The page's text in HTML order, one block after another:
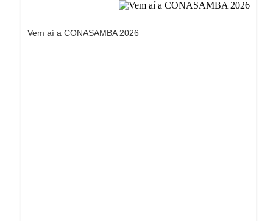
Vem aí a CONASAMBA 2026